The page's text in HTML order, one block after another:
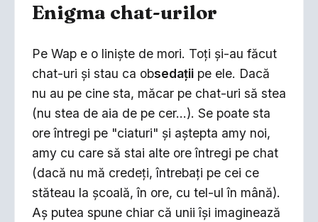
Enigma chat-urilor
Pe Wap e o linişte de mori. Toţi şi-au făcut
chat-uri şi stau ca obsedaţii pe ele. Dacă
nu au pe cine sta, măcar pe chat-uri să stea
(nu stea de aia de pe cer...). Se poate sta
ore întregi pe "ciaturi" şi aştepta amy noi,
amy cu care să stai alte ore întregi pe chat
(dacă nu mă credeţi, întrebaţi pe cei ce
stăteau la şcoală, în ore, cu tel-ul în mână).
Aş putea spune chiar că unii îşi imaginează